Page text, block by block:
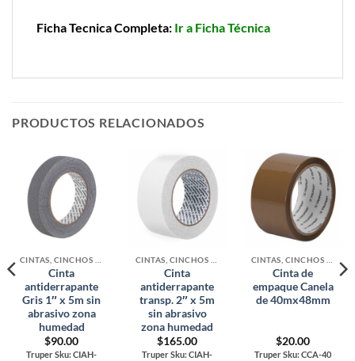
Ficha Tecnica Completa: Ir a Ficha Técnica
PRODUCTOS RELACIONADOS
Cinta
antiderrapante
Gris 1″ x 5m sin
abrasivo zona
humedad
$90.00
Truper Sku: CIAH-
Cinta
antiderrapante
transp. 2″ x 5m
sin abrasivo
zona humedad
$165.00
Truper Sku: CIAH-
Cinta de
empaque Canela
de 40mx48mm
$20.00
Truper Sku: CCA-40